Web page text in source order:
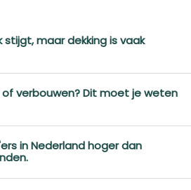
stijgt, maar dekking is vaak
of verbouwen? Dit moet je weten
in Nederland hoger dan